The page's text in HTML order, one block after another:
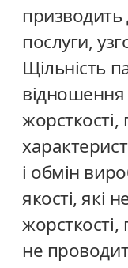
призводить
послуги,
Щільність
жорсткості,
і обмін
якості, які
жорсткості,
не